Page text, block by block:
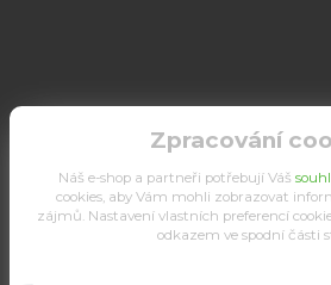
Zpracování
Náš e-shop a partneři potřebují Váš
cookies, aby Vám mohli zobrazovat
zájmů. Nastavení vlastních preferencí
odkazem ve spodní části